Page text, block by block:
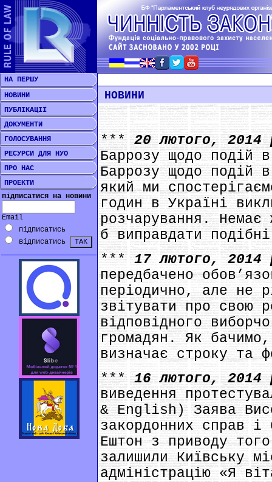
НА ПЕРШУ
НОВИНИ
ПУБЛІКАЦІЇ
ДОКУМЕНТИ
ГОЛОСУВАННЯ
РЕСУРСИ ДЛЯ НУО
ПРО НАС
ПРОЕКТИ
підписатися на новини
Email
підписатись
відписатись
НОВИНИ
***20 лютого,
Баррозу щодо подій
Баррозу щодо подій
який ми
годин в Україні
розчарування.
б виправдати
***17 лютого,
передбачено
періодично, але не
звітувати про свою
відповідного
громадян. Як
визначає строку та
***16 лютого,
виведення
& English) Заява
закордонних справ і
Ештон з приводу
залишили Київську
адміністрацію «Я